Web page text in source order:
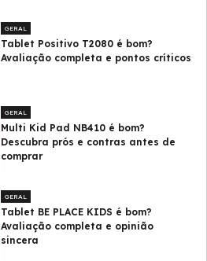
GERAL
Tablet Positivo T2080 é bom?
Avaliação completa e pontos críticos
GERAL
Multi Kid Pad NB410 é bom?
Descubra prós e contras antes de
comprar
GERAL
Tablet BE PLACE KIDS é bom?
Avaliação completa e opinião
sincera